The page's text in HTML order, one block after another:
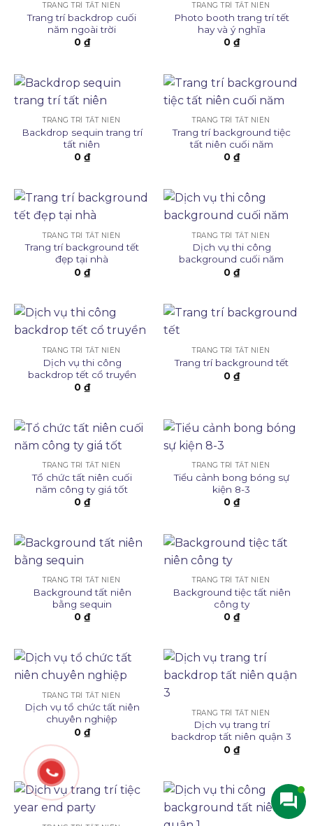
TRANG TRÍ TẤT NIÊN
Trang trí backdrop cuối
năm ngoài trời
0 ₫
TRANG TRÍ TẤT NIÊN
Photo booth trang trí tết
hay và ý nghĩa
0 ₫
TRANG TRÍ TẤT NIÊN
Backdrop sequin trang trí
tất niên
0 ₫
TRANG TRÍ TẤT NIÊN
Trang trí background tiệc
tất niên cuối năm
0 ₫
TRANG TRÍ TẤT NIÊN
Trang trí background tết
đẹp tại nhà
0 ₫
TRANG TRÍ TẤT NIÊN
Dịch vụ thi công
background cuối năm
0 ₫
TRANG TRÍ TẤT NIÊN
Dịch vụ thi công
backdrop tết cổ truyền
0 ₫
TRANG TRÍ TẤT NIÊN
Trang trí background tết
0 ₫
TRANG TRÍ TẤT NIÊN
Tổ chức tất niên cuối
năm công ty giá tốt
0 ₫
TRANG TRÍ TẤT NIÊN
Tiểu cảnh bong bóng sự
kiện 8-3
0 ₫
TRANG TRÍ TẤT NIÊN
Background tất niên
bằng sequin
0 ₫
TRANG TRÍ TẤT NIÊN
Background tiệc tất niên
công ty
0 ₫
TRANG TRÍ TẤT NIÊN
Dịch vụ tổ chức tất niên
chuyên nghiệp
0 ₫
TRANG TRÍ TẤT NIÊN
Dịch vụ trang trí
backdrop tất niên quận 3
0 ₫